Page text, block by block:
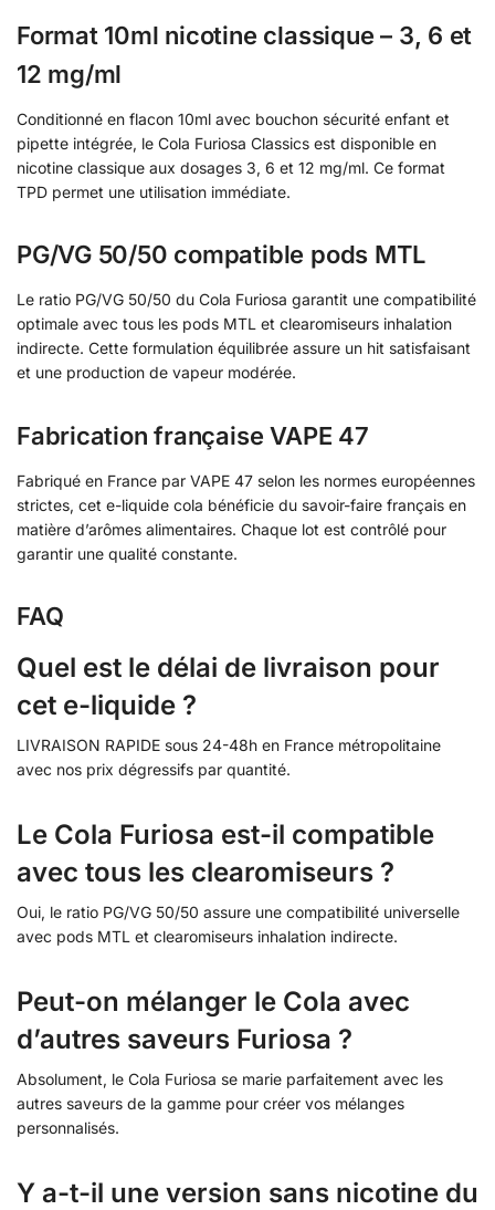
Format 10ml nicotine classique – 3, 6 et
12 mg/ml
Conditionné en flacon 10ml avec bouchon sécurité enfant et
pipette intégrée, le Cola Furiosa Classics est disponible en
nicotine classique aux dosages 3, 6 et 12 mg/ml. Ce format
TPD permet une utilisation immédiate.
PG/VG 50/50 compatible pods MTL
Le ratio PG/VG 50/50 du Cola Furiosa garantit une compatibilité
optimale avec tous les pods MTL et clearomiseurs inhalation
indirecte. Cette formulation équilibrée assure un hit satisfaisant
et une production de vapeur modérée.
Fabrication française VAPE 47
Fabriqué en France par VAPE 47 selon les normes européennes
strictes, cet e-liquide cola bénéficie du savoir-faire français en
matière d’arômes alimentaires. Chaque lot est contrôlé pour
garantir une qualité constante.
FAQ
Quel est le délai de livraison pour
cet e-liquide ?
LIVRAISON RAPIDE sous 24-48h en France métropolitaine
avec nos prix dégressifs par quantité.
Le Cola Furiosa est-il compatible
avec tous les clearomiseurs ?
Oui, le ratio PG/VG 50/50 assure une compatibilité universelle
avec pods MTL et clearomiseurs inhalation indirecte.
Peut-on mélanger le Cola avec
d’autres saveurs Furiosa ?
Absolument, le Cola Furiosa se marie parfaitement avec les
autres saveurs de la gamme pour créer vos mélanges
personnalisés.
Y a-t-il une version sans nicotine du